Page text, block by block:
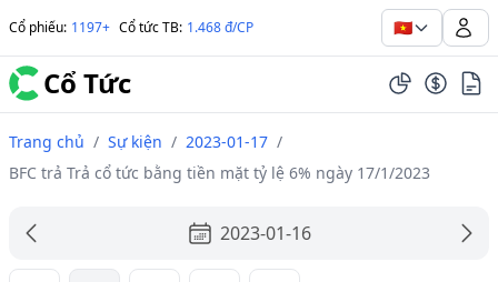
Cổ phiếu: 1197+ Cổ tức TB: 1.468 đ/CP 🇻🇳
Cổ Tức
Trang chủ / Sự kiện / 2023-01-17 /
BFC trả Trả cổ tức bằng tiền mặt tỷ lệ 6% ngày 17/1/2023
2023-01-16